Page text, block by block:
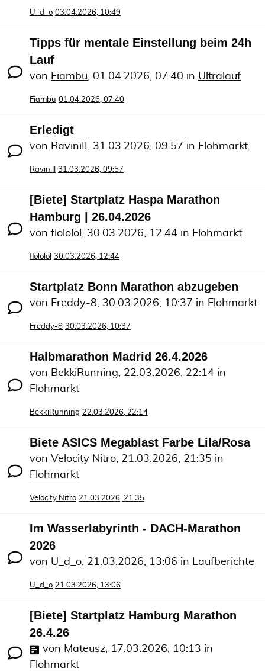
U_d_o 03.04.2026, 10:49
Tipps für mentale Einstellung beim 24h
Lauf
von Fiambu, 01.04.2026, 07:40 in Ultralauf
Fiambu 01.04.2026, 07:40
Erledigt
von RaviniII , 31.03.2026, 09:57 in Flohmarkt
RaviniII 31.03.2026, 09:57
[Biete] Startplatz Haspa Marathon
Hamburg | 26.04.2026
von flololol , 30.03.2026, 12:44 in Flohmarkt
flololol 30.03.2026, 12:44
Startplatz Bonn Marathon abzugeben
von Freddy-8, 30.03.2026, 10:37 in Flohmarkt
Freddy-8 30.03.2026, 10:37
Halbmarathon Madrid 26.4.2026
von BekkiRunning, 22.03.2026, 22:14 in
Flohmarkt
BekkiRunning 22.03.2026, 22:14
Biete ASICS Megablast Farbe Lila/Rosa
von Velocity Nitro, 21.03.2026, 21:35 in
Flohmarkt
Velocity Nitro 21.03.2026, 21:35
Im Wasserlabyrinth - DACH-Marathon
2026
von U_d_o, 21.03.2026, 13:06 in Laufberichte
U_d_o 21.03.2026, 13:06
[Biete] Startplatz Hamburg Marathon
26.4.26
von Mateusz, 17.03.2026, 10:13 in
Flohmarkt